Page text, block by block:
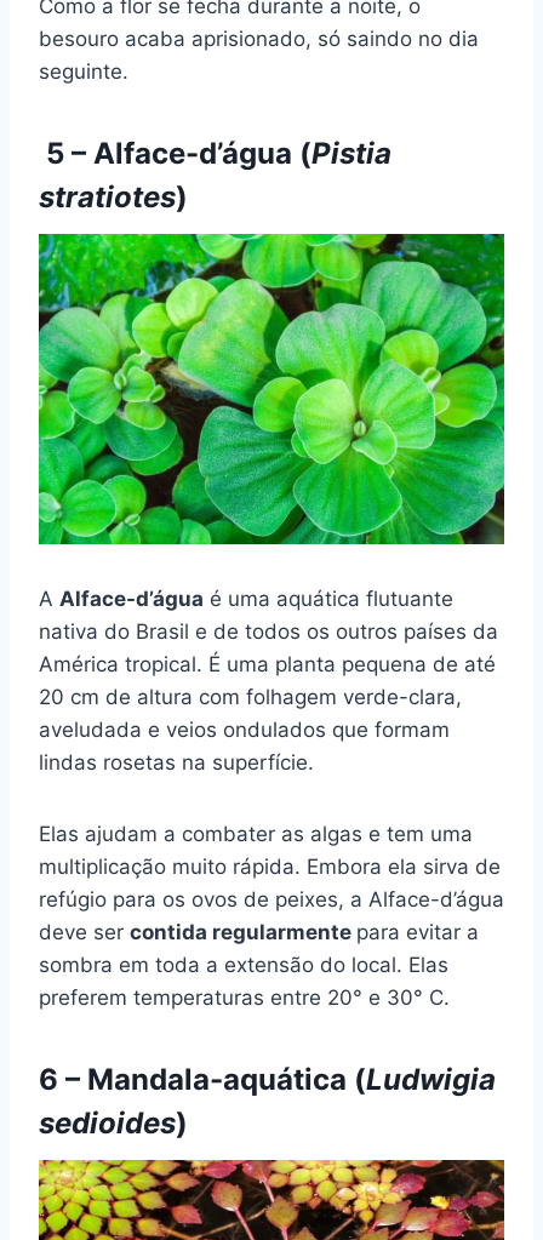
Como a flor se fecha durante a noite, o
besouro acaba aprisionado, só saindo no dia
seguinte.
5 – Alface-d’água (Pistia
stratiotes)
A Alface-d’água é uma aquática flutuante
nativa do Brasil e de todos os outros países da
América tropical. É uma planta pequena de até
20 cm de altura com folhagem verde-clara,
aveludada e veios ondulados que formam
lindas rosetas na superfície.
Elas ajudam a combater as algas e tem uma
multiplicação muito rápida. Embora ela sirva de
refúgio para os ovos de peixes, a Alface-d’água
deve ser contida regularmente para evitar a
sombra em toda a extensão do local. Elas
preferem temperaturas entre 20° e 30° C.
6 – Mandala-aquática (Ludwigia
sedioides)